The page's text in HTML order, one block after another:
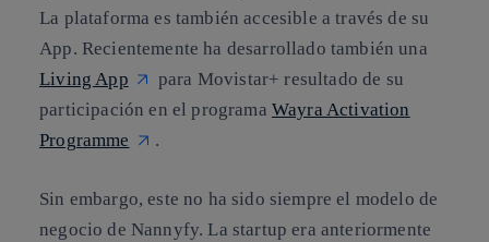
La plataforma es también accesible a través de su
App. Recientemente ha desarrollado también una
Living App
para Movistar+ resultado de su
participación en el programa Wayra Activation
Programme
.
Sin embargo, este no ha sido siempre el modelo de
negocio de Nannyfy. La startup era anteriormente